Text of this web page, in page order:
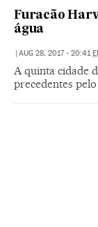
Furacão
água
AUG 28, 2017 - 20:41
A quinta cidade
precedentes